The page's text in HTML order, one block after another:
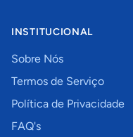
INSTITUCIONAL
Sobre Nós
Termos de Serviço
Política de Privacidade
FAQ's